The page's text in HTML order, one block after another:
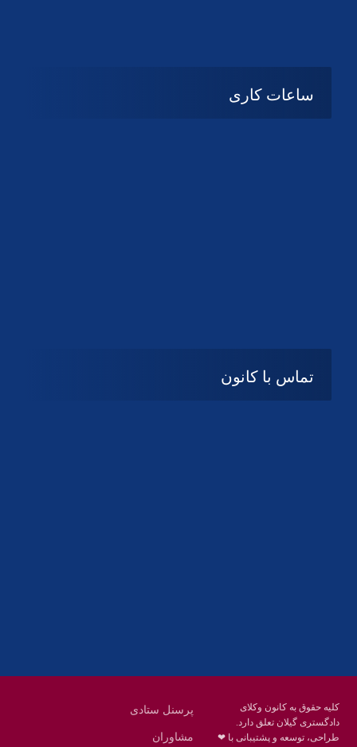
ساعات کاری
تماس با کانون
کلیه حقوق به کانون وکلای
دادگستری گیلان تعلق دارد.
طراحی، توسعه و پشتیبانی با ❤
پرسنل ستادی
مشاوران